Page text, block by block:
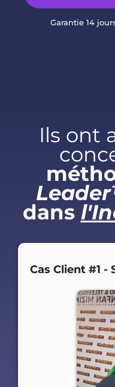
Garantie 14
Ils ont
dans
Cas Client #1 -